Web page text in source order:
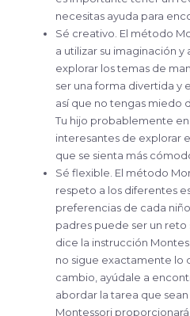
necesitas ayuda para
Sé creativo. El método
a utilizar su imaginación
explorar los temas de
ser una forma divertida y
así que no tengas miedo
Tu hijo probablemente
interesantes de explorar
que se sienta más
Sé flexible. El método
respeto a los diferentes
preferencias de cada
padres puede ser un
dice la instrucción
no sigue exactamente lo
cambio, ayúdale a
abordar la tarea que sean
Montessori